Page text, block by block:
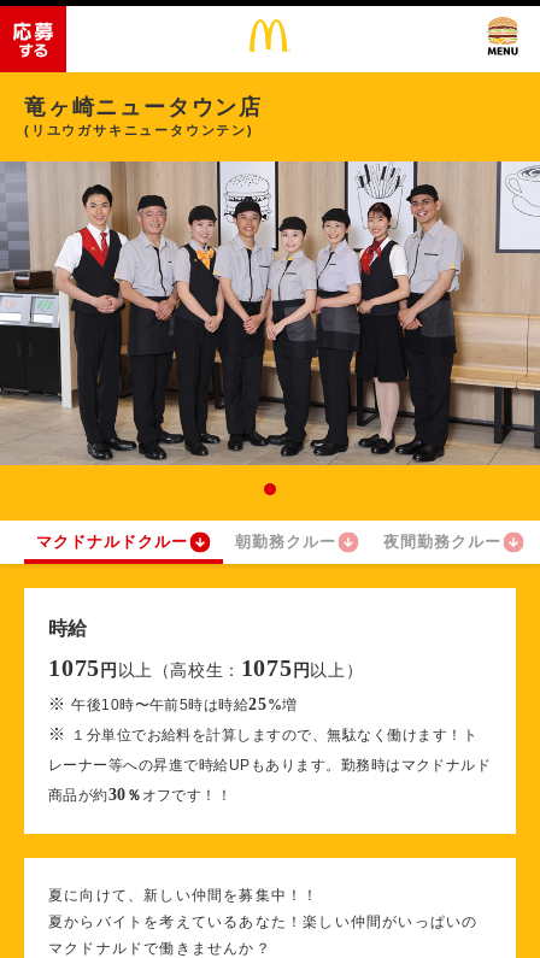
竜ヶ崎ニュータウン店
(リユウガサキニュータウンテン)
マクドナルドクルー 朝勤務クルー 夜間勤務クルー
時給
1075 円 以上（高校生： 1075 円 以上）
※午後10時〜午前5時は時給25%増
※
１分単位でお給料を計算しますので、無駄なく働けます！ト
レーナー等への昇進で時給UPもあります。勤務時はマクドナルド
商品が約30 ％ オフです！！
夏に向けて、新しい仲間を募集中！！
夏からバイトを考えているあなた！楽しい仲間がいっぱいの
マクドナルドで働きませんか？